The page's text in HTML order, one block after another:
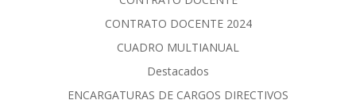
CONTRATO DOCENTE 2024
CUADRO MULTIANUAL
Destacados
ENCARGATURAS DE CARGOS DIRECTIVOS